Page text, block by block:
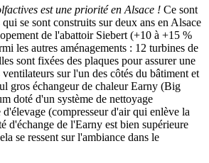
est une priorité en Alsace ! Ce sont
se sont construits sur deux ans en Alsace
de l'abattoir Siebert (+10 à +15 %
les autres aménagements : 12 turbines de
sont fixées des plaques pour assurer une
sur l'un des côtés du bâtiment et
gros échangeur de chaleur Earny (Big
doté d'un système de nettoyage
(compresseur d'air qui enlève la
d'échange de l'Earny est bien supérieure
se ressent sur l'ambiance dans le